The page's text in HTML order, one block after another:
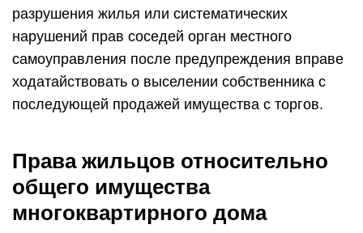
разрушения жилья или систематических
нарушений прав соседей орган местного
самоуправления после предупреждения вправе
ходатайствовать о выселении собственника с
последующей продажей имущества с торгов.
Права жильцов относительно
общего имущества
многоквартирного дома